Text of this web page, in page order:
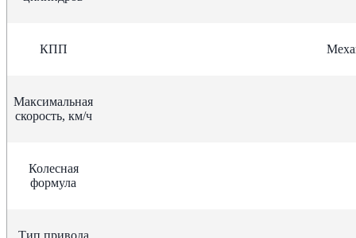
КПП
Максимальная
скорость, км/ч
Колесная
формула